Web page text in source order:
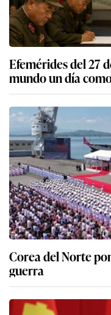
Efemérides del 27
mundo un día
Corea del Norte
guerra